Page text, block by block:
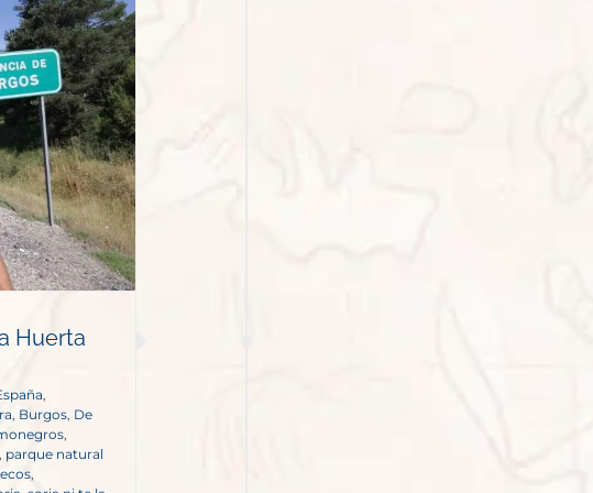
Huerta
,
Burgos De
parque natural
,